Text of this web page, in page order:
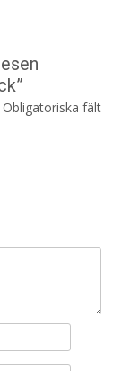
Obligatoriska fält